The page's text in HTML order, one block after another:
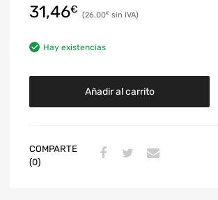
31,46€ 26,00€
Hay existencias
Añadir al carrito
COMPARTE
(0)